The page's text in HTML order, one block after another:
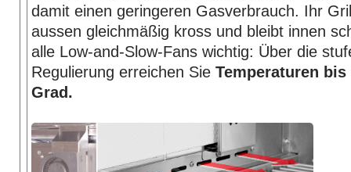
damit einen geringeren Gasverbrauch. Ihr
aussen gleichmäßig kross und bleibt innen
alle Low-and-Slow-Fans wichtig: Über die
Regulierung erreichen Sie Temperaturen bis
Grad.